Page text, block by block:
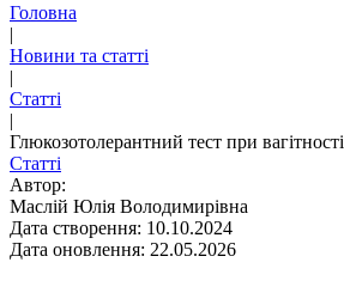
Головна
|
Новини та статті
|
Статті
|
Глюкозотолерантний тест при вагітності
Статті
Автор:
Маслій Юлія Володимирівна
Дата створення: 10.10.2024
Дата оновлення: 22.05.2026